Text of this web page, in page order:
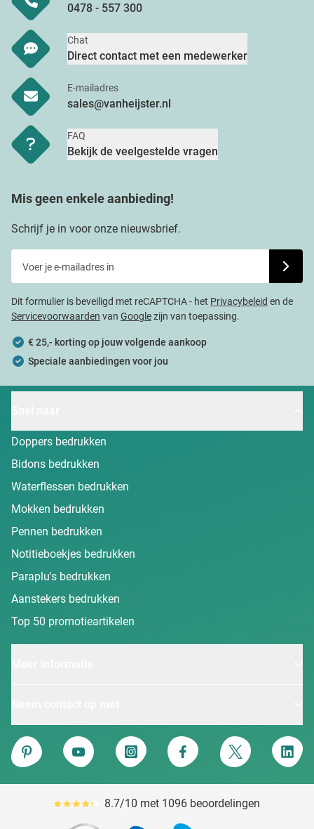
0478 - 557 300
Chat
Direct contact met een medewerker
E-mailadres
sales@vanheijster.nl
FAQ
Bekijk de veelgestelde vragen
Mis geen enkele aanbieding!
Schrijf je in voor onze nieuwsbrief.
Dit formulier is beveiligd met reCAPTCHA - het Privacybeleid en de
Servicevoorwaarden van Googlezijn van toepassing.
€ 25,- korting op jouw volgende aankoop
Speciale aanbiedingen voor jou
Doppers bedrukken
Bidons bedrukken
Waterflessen bedrukken
Mokken bedrukken
Pennen bedrukken
Notitieboekjes bedrukken
Paraplu's bedrukken
Aanstekers bedrukken
Top 50 promotieartikelen
Van Heijster
Pinterest
YouTube Instagram Facebook Twitter
Gemiddeld reviewpercentage is 87
8.7/10 met 1096 beoordelingen